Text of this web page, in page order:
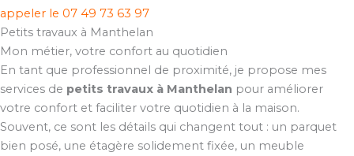
appeler le 07 49 73 63 97
Petits travaux à Manthelan
Mon métier, votre confort au quotidien
En tant que professionnel de proximité, je propose mes
services de petits travaux à Manthelan pour améliorer
votre confort et faciliter votre quotidien à la maison.
Souvent, ce sont les détails qui changent tout : un parquet
bien posé, une étagère solidement fixée, un meuble